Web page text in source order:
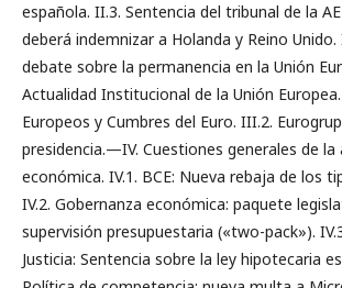
española. II.3. Sentencia del tribunal de la
deberá indemnizar a Holanda y Reino Unido.
debate sobre la permanencia en la Unión
Actualidad Institucional de la Unión
Europeos y Cumbres del Euro. III.2.
presidencia.—IV. Cuestiones generales de la
económica. IV.1. BCE: Nueva rebaja de los
IV.2. Gobernanza económica: paquete
supervisión presupuestaria («two-pack»).
Justicia: Sentencia sobre la ley hipotecaria